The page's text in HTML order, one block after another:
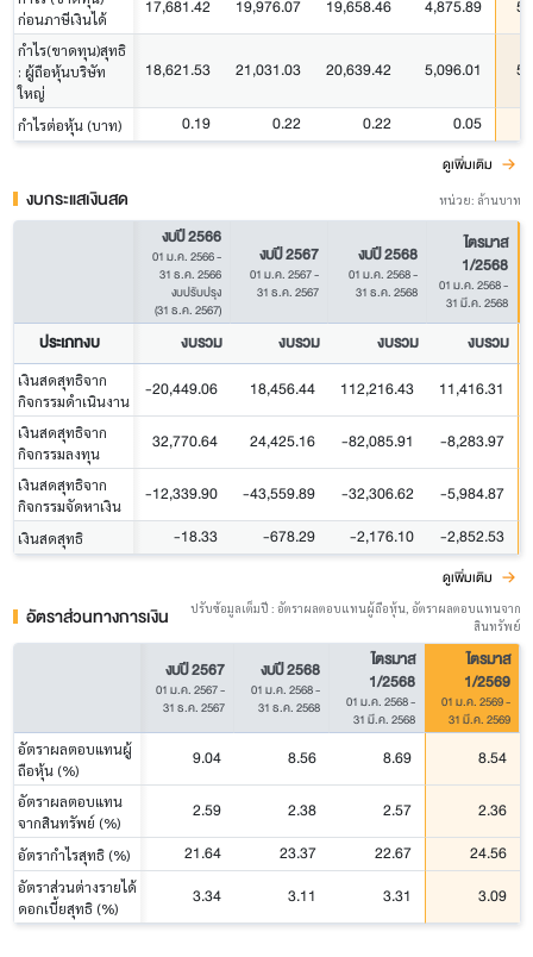
ก่อนภาษีเงินได้
17,681.42 19,976.07 19,658.46 4,875.89
กำไร(ขาดทุน)สุทธิ
: ผู้ถือหุ้นบริษัท
ใหญ่
18,621.53 21,031.03 20,639.42 5,096.01
กำไรต่อหุ้น (บาท) 0.19 0.22 0.22 0.05
ดูเพิ่มเติม
งบกระแสเงินสด หน่วย: ล้านบาท
งบปี 2566
01 ม.ค. 2566-
31 ธ.ค. 2566
งบปรับปรุง
(31 ธ.ค. 2567)
งบปี 2567
01 ม.ค. 2567-
31 ธ.ค. 2567
งบปี 2568
01 ม.ค. 2568-
31 ธ.ค. 2568
ไตรมาส
1/2568
01 ม.ค. 2568-
31 มี.ค. 2568
ประเภทงบ งบรวม งบรวม งบรวม งบรวม
เงินสดสุทธิจาก
กิจกรรมดำเนินงาน
-20,449.06 18,456.44 112,216.43 11,416.31
เงินสดสุทธิจาก
กิจกรรมลงทุน
32,770.64 24,425.16 -82,085.91 -8,283.97
เงินสดสุทธิจาก
กิจกรรมจัดหาเงิน
-12,339.90 -43,559.89 -32,306.62 -5,984.87
เงินสดสุทธิ -18.33 -678.29 -2,176.10 -2,852.53
ดูเพิ่มเติม
อัตราส่วนทางการเงิน
ปรับข้อมูลเต็มปี : อัตราผลตอบแทนผู้ถือหุ้น, อัตราผลตอบแทนจาก
สินทรัพย์
งบปี 2567
01 ม.ค. 2567-
31 ธ.ค. 2567
งบปี 2568
01 ม.ค. 2568-
31 ธ.ค. 2568
ไตรมาส
1/2568
01 ม.ค. 2568-
31 มี.ค. 2568
ไตรมาส
1/2569
01 ม.ค. 2569-
31 มี.ค. 2569
อัตราผลตอบแทนผู้
ถือหุ้น (%)
9.04 8.56 8.69 8.54
อัตราผลตอบแทน
จากสินทรัพย์ (%)
2.59 2.38 2.57 2.36
อัตรากำไรสุทธิ (%) 21.64 23.37 22.67 24.56
อัตราส่วนต่างรายได้
ดอกเบี้ยสุทธิ (%)
3.34 3.11 3.31 3.09